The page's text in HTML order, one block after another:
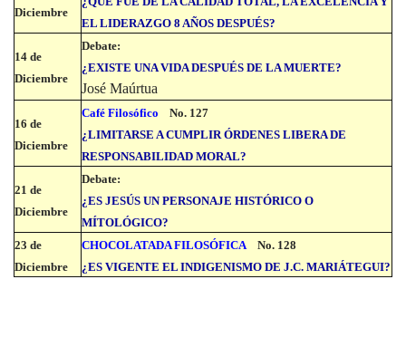
Diciembre
EL LIDERAZGO 8 AÑOS DESPUÉS?
14 de
Diciembre
Debate:
¿EXISTE UNA VIDA DESPUÉS DE LA MUERTE?
José Maúrtua
16 de
Diciembre
Café Filosófico No. 127
¿LIMITARSE A CUMPLIR ÓRDENES LIBERA DE
RESPONSABILIDAD MORAL?
21 de
Diciembre
Debate:
¿ES JESÚS UN PERSONAJE HISTÓRICO O
MÍTOLÓGICO?
23 de
Diciembre
CHOCOLATADA FILOSÓFICANo. 128
¿ES VIGENTE EL INDIGENISMO DE J.C. MARIÁTEGUI?